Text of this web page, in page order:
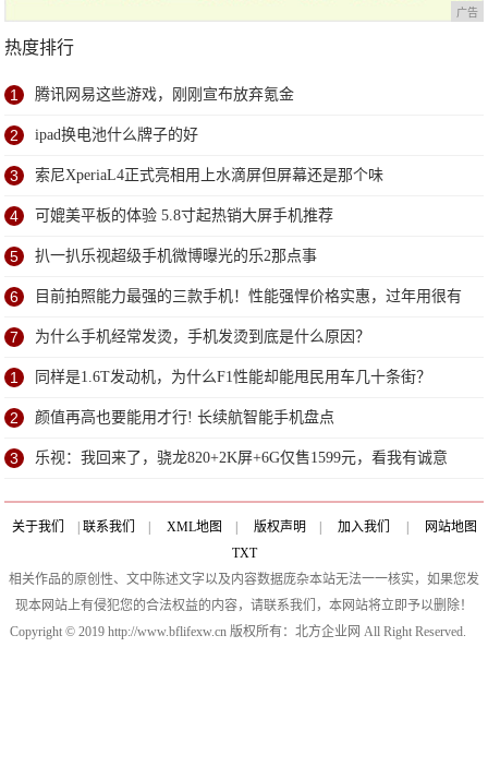
广告
热度排行
1 腾讯网易这些游戏，刚刚宣布放弃氪金
2 ipad换电池什么牌子的好
3 索尼XperiaL4正式亮相用上水滴屏但屏幕还是那个味
4 可媲美平板的体验 5.8寸起热销大屏手机推荐
5 扒一扒乐视超级手机微博曝光的乐2那点事
6 目前拍照能力最强的三款手机！性能强悍价格实惠，过年用很有
面子
7 为什么手机经常发烫，手机发烫到底是什么原因？
1 同样是1.6T发动机，为什么F1性能却能甩民用车几十条街？
2 颜值再高也要能用才行! 长续航智能手机盘点
3 乐视：我回来了，骁龙820+2K屏+6G仅售1599元，看我有诚意
不？
关于我们 联系我们 XML地图 版权声明 加入我们
网站地图
TXT
相关作品的原创性、文中陈述文字以及内容数据庞杂本站无法一一核实，如果您发
现本网站上有侵犯您的合法权益的内容，请联系我们，本网站将立即予以删除！
Copyright © 2019 http://www.bflifexw.cn 版权所有：北方企业网 All Right Reserved.